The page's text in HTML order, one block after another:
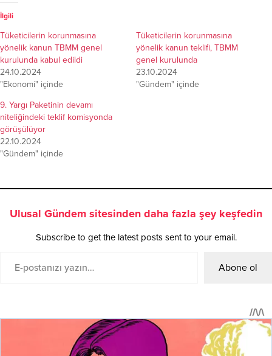
İlgili
Tüketicilerin korunmasına
yönelik kanun TBMM genel
kurulunda kabul edildi
24.10.2024
"Ekonomi" içinde
Tüketicilerin korunmasına
yönelik kanun teklifi, TBMM
genel kurulunda
23.10.2024
"Gündem" içinde
9. Yargı Paketinin devamı
niteliğindeki teklif komisyonda
görüşülüyor
22.10.2024
"Gündem" içinde
Ulusal Gündem sitesinden daha fazla şey keşfedin
Subscribe to get the latest posts sent to your email.
Abone ol